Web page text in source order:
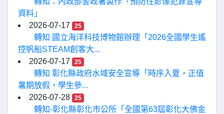
資料」
2026-07-17
25
轉知 國立海洋科技博物館辦理「2026全國學生遙
控帆船STEAM創客大...
2026-07-17
25
轉知 彰化縣政府水域安全宣導「時序入夏，正值
暑期放假，學生參...
2026-07-28
25
轉知-彰化縣彰化市公所「全國第63屆彰化大佛金